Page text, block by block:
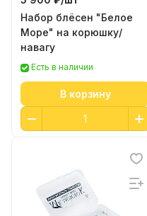
Набор блёсен "Белое
Море" на корюшку/
навагу
Есть в наличии
В корзину
Отлично
15 гр №338!!!
спокойной воде
Показать полностью
Сергей К.
Рекомендую
плетенку в
положили
Показать полностью
Отзыв Яндекс.Карты